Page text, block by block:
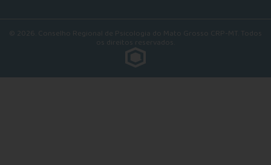
© 2026. Conselho Regional de Psicologia do Mato Grosso CRP-MT. Todos
os direitos reservados.